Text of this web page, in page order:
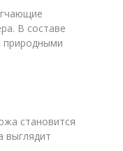
В составе
природными
становится
выглядит